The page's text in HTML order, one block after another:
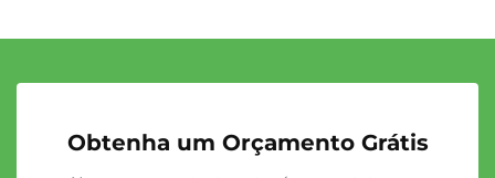
Obtenha um Orçamento Grátis